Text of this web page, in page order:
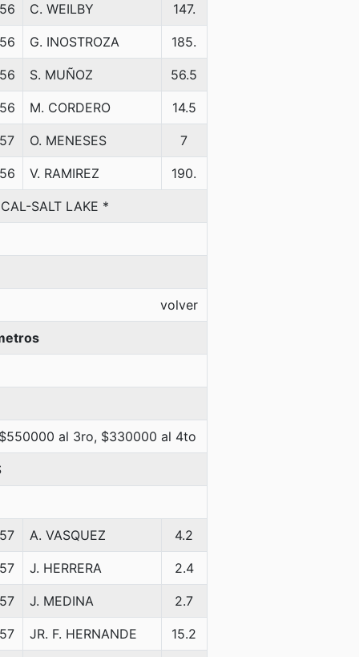
C. WEILBY 147.
G. INOSTROZA 185.
S. MUÑOZ 56.5
M. CORDERO 14.5
57 O. MENESES 7
V. RAMIREZ 190.
SALT LAKE *
volver
al 3ro, $330000 al 4to
57 A. VASQUEZ 4.2
57 J. HERRERA 2.4
57 J. MEDINA 2.7
57 JR. F. HERNANDE 15.2